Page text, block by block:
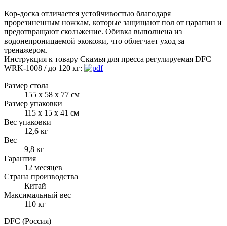
Кор-доска отличается устойчивостью благодаря
прорезиненным ножкам, которые защищают пол от царапин и
предотвращают скольжение. Обивка выполнена из
водонепроницаемой экокожи, что облегчает уход за
тренажером.
Инструкция к товару Скамья для пресса регулируемая DFC
WRK-1008 / до 120 кг:
Размер стола
155 х 58 х 77 см
Размер упаковки
115 х 15 х 41 см
Вес упаковки
12,6 кг
Вес
9,8 кг
Гарантия
12 месяцев
Страна производства
Китай
Максимальный вес
110 кг
DFC (Россия)